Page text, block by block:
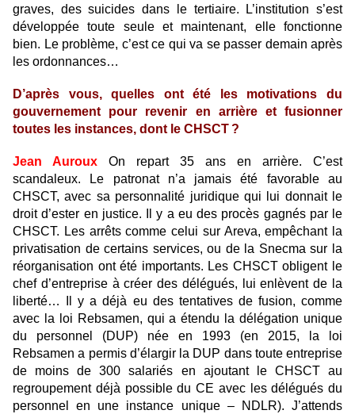
graves, des suicides dans le tertiaire. L’institution s’est
développée toute seule et maintenant, elle fonctionne
bien. Le problème, c’est ce qui va se passer demain après
les ordonnances…
D’après vous, quelles ont été les motivations du
gouvernement pour revenir en arrière et fusionner
toutes les instances, dont le CHSCT ?
Jean Auroux On repart 35 ans en arrière. C’est
scandaleux. Le patronat n’a jamais été favorable au
CHSCT, avec sa personnalité juridique qui lui donnait le
droit d’ester en justice. Il y a eu des procès gagnés par le
CHSCT. Les arrêts comme celui sur Areva, empêchant la
privatisation de certains services, ou de la Snecma sur la
réorganisation ont été importants. Les CHSCT obligent le
chef d’entreprise à créer des délégués, lui enlèvent de la
liberté… Il y a déjà eu des tentatives de fusion, comme
avec la loi Rebsamen, qui a étendu la délégation unique
du personnel (DUP) née en 1993 (en 2015, la loi
Rebsamen a permis d’élargir la DUP dans toute entreprise
de moins de 300 salariés en ajoutant le CHSCT au
regroupement déjà possible du CE avec les délégués du
personnel en une instance unique – NDLR). J’attends